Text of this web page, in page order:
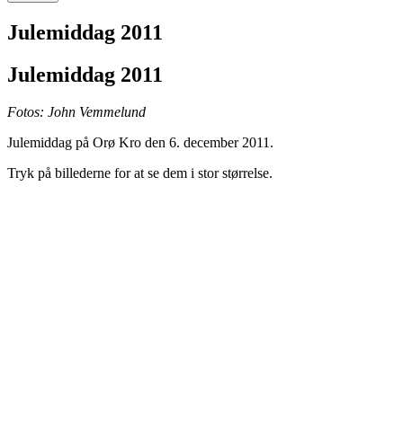
Julemiddag 2011
Julemiddag 2011
Fotos: John Vemmelund
Julemiddag på Orø Kro den 6. december 2011.
Tryk på billederne for at se dem i stor størrelse.